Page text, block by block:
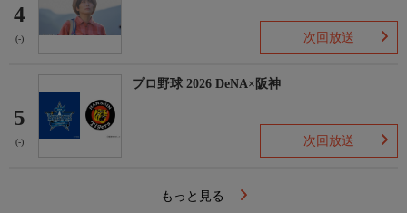
4
(-) 次回放送
5
(-)
プロ野球 2026 DeNA×阪神
次回放送
もっと見る